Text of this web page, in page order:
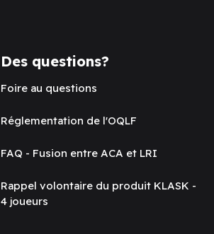
Des questions?
Foire au questions
Réglementation de l'OQLF
FAQ - Fusion entre ACA et LRI
Rappel volontaire du produit KLASK -
4 joueurs